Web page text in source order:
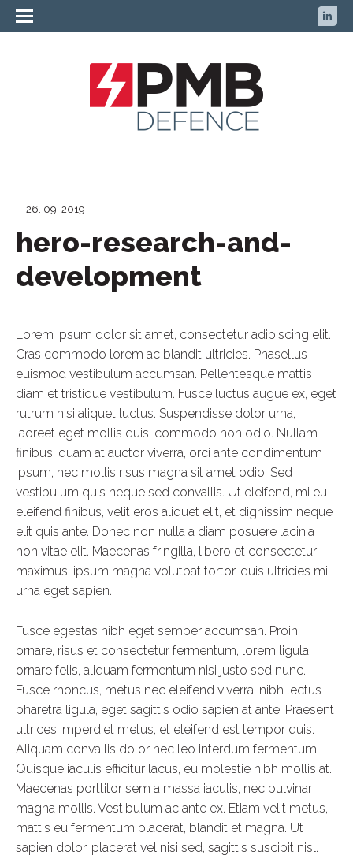
26. 09. 2019
hero-research-and-
development
Lorem ipsum dolor sit amet, consectetur adipiscing elit.
Cras commodo lorem ac blandit ultricies. Phasellus
euismod vestibulum accumsan. Pellentesque mattis
diam et tristique vestibulum. Fusce luctus augue ex, eget
rutrum nisi aliquet luctus. Suspendisse dolor urna,
laoreet eget mollis quis, commodo non odio. Nullam
finibus, quam at auctor viverra, orci ante condimentum
ipsum, nec mollis risus magna sit amet odio. Sed
vestibulum quis neque sed convallis. Ut eleifend, mi eu
eleifend finibus, velit eros aliquet elit, et dignissim neque
elit quis ante. Donec non nulla a diam posuere lacinia
non vitae elit. Maecenas fringilla, libero et consectetur
maximus, ipsum magna volutpat tortor, quis ultricies mi
urna eget sapien.
Fusce egestas nibh eget semper accumsan. Proin
ornare, risus et consectetur fermentum, lorem ligula
ornare felis, aliquam fermentum nisi justo sed nunc.
Fusce rhoncus, metus nec eleifend viverra, nibh lectus
pharetra ligula, eget sagittis odio sapien at ante. Praesent
ultrices imperdiet metus, et eleifend est tempor quis.
Aliquam convallis dolor nec leo interdum fermentum.
Quisque iaculis efficitur lacus, eu molestie nibh mollis at.
Maecenas porttitor sem a massa iaculis, nec pulvinar
magna mollis. Vestibulum ac ante ex. Etiam velit metus,
mattis eu fermentum placerat, blandit et magna. Ut
sapien dolor, placerat vel nisi sed, sagittis suscipit nisl.